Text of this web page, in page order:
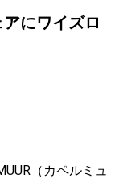
にワイズロ
（カペルミュ